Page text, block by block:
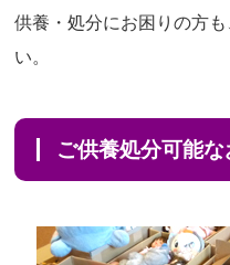
供養・処分にお困りの方
い。
ご供養処分可能